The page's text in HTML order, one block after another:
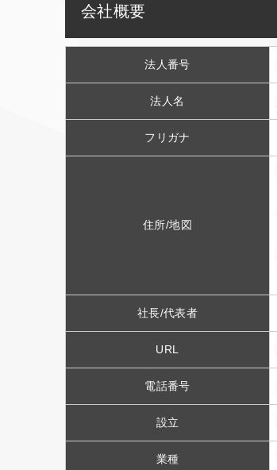
会社概要
法人番号
法人名
フリガナ
住所/地図
社長/代表者
URL
電話番号
設立
業種